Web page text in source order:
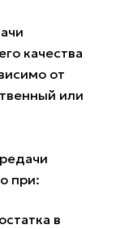
качества
от
или
при:
в